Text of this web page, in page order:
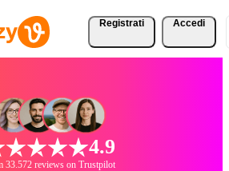
Registrati Accedi
4.9
33.572 reviews on Trustpilot